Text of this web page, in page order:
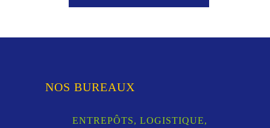
NOS BUREAUX
ENTREPÔTS, LOGISTIQUE,